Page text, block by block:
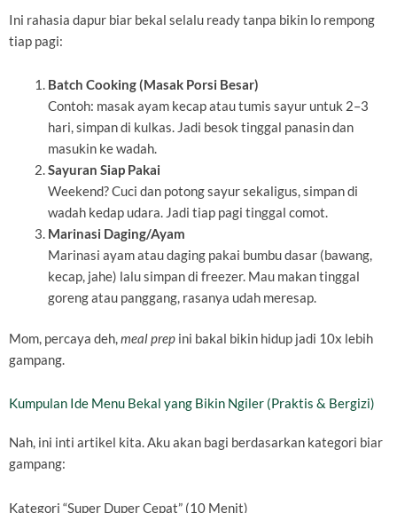
Ini rahasia dapur biar bekal selalu ready tanpa bikin lo rempong
tiap pagi:
Batch Cooking (Masak Porsi Besar)
Contoh: masak ayam kecap atau tumis sayur untuk 2–3
hari, simpan di kulkas. Jadi besok tinggal panasin dan
masukin ke wadah.
Sayuran Siap Pakai
Weekend? Cuci dan potong sayur sekaligus, simpan di
wadah kedap udara. Jadi tiap pagi tinggal comot.
Marinasi Daging/Ayam
Marinasi ayam atau daging pakai bumbu dasar (bawang,
kecap, jahe) lalu simpan di freezer. Mau makan tinggal
goreng atau panggang, rasanya udah meresap.
Mom, percaya deh,meal prep ini bakal bikin hidup jadi 10x lebih
gampang.
Kumpulan Ide Menu Bekal yang Bikin Ngiler (Praktis & Bergizi)
Nah, ini inti artikel kita. Aku akan bagi berdasarkan kategori biar
gampang:
Kategori “Super Duper Cepat” (10 Menit)